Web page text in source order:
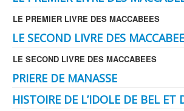
LE PREMIER LIVRE DES MACCABEES
LE SECOND LIVRE DES
LE SECOND LIVRE DES MACCABEES
PRIERE DE MANASSE
HISTOIRE DE L’IDOLE DE BEL ET